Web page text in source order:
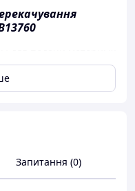
гидравлических
жидкостей на
для перекачки
смещение
их отличает тихая
Запитання (0)